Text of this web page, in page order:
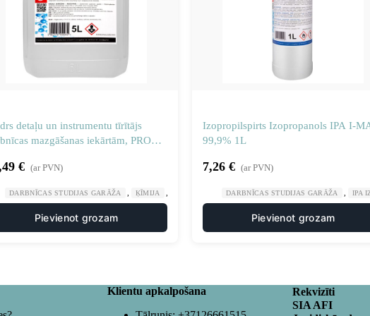
detaļu un instrumentu tīrītājs
mazgāšanas iekārtām, PRO
€ (ar PVN)
DARBNĪCAS STUDIJAS GARĀŽA ĶĪMIJA ŠĶIDRUMS DARBNĪCU TĪRĪŠANAS LĪDZEKĻIEM
Pievienot grozam
Izopropilspirts Izopropanols IPA I-
99,9% 1L
7,26 € (ar PVN)
DARBNĪCAS STUDIJAS GARĀŽA IPA
Pievienot grozam
Klientu apkalpošana
Rekvizīti
SIA AFI